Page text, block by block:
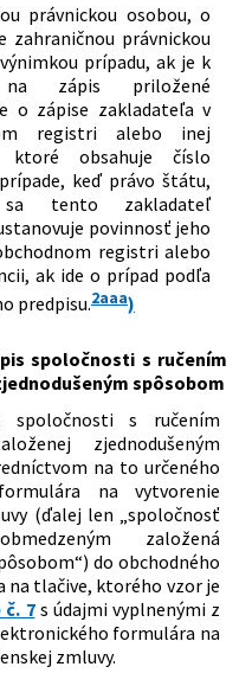
právnickou osobou, o
zahraničnou právnickou
prípadu, ak je k
zápis priložené
o zápise zakladateľa v
registri alebo inej
ktoré obsahuje číslo
keď právo štátu,
tento zakladateľ
povinnosť jeho
registri alebo
ak ide o prípad podľa
predpisu.2aaa)
spoločnosti s ručením
spôsobom
spoločnosti s ručením
zjednodušeným
na to určeného
na vytvorenie
(ďalej len „spoločnosť
založená
do obchodného
na tlačive, ktorého vzor je
7s údajmi vyplnenými z
formulára na
zmluvy.